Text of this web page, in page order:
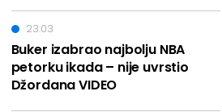
Buker izabrao najbolju NBA
petorku ikada – nije uvrstio
Džordana VIDEO
23:03